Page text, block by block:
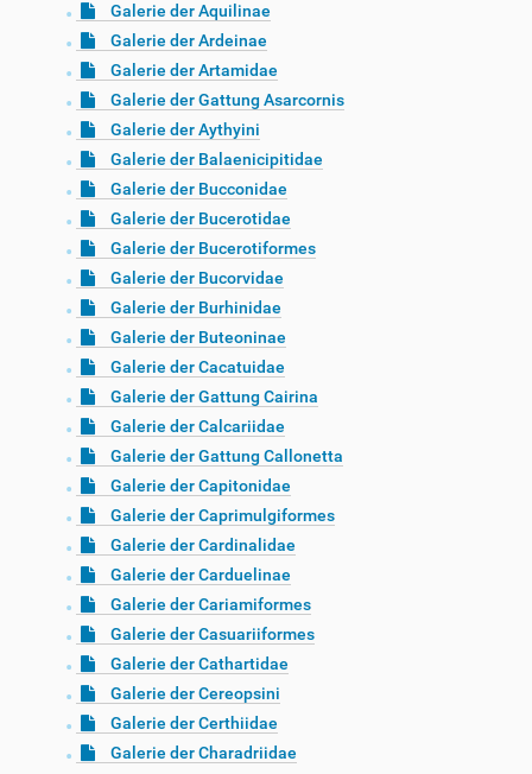
Galerie der Aquilinae
Galerie der Ardeinae
Galerie der Artamidae
Galerie der Gattung Asarcornis
Galerie der Aythyini
Galerie der Balaenicipitidae
Galerie der Bucconidae
Galerie der Bucerotidae
Galerie der Bucerotiformes
Galerie der Bucorvidae
Galerie der Burhinidae
Galerie der Buteoninae
Galerie der Cacatuidae
Galerie der Gattung Cairina
Galerie der Calcariidae
Galerie der Gattung Callonetta
Galerie der Capitonidae
Galerie der Caprimulgiformes
Galerie der Cardinalidae
Galerie der Carduelinae
Galerie der Cariamiformes
Galerie der Casuariiformes
Galerie der Cathartidae
Galerie der Cereopsini
Galerie der Certhiidae
Galerie der Charadriidae